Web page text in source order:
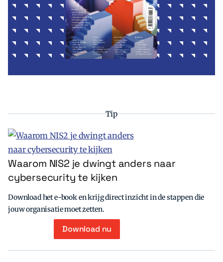
Tip
Waarom NIS2 je dwingt anders naar
cybersecurity te kijken
Download het e-book en krijg direct inzicht in de stappen die
jouw organisatie moet zetten.
Download nu